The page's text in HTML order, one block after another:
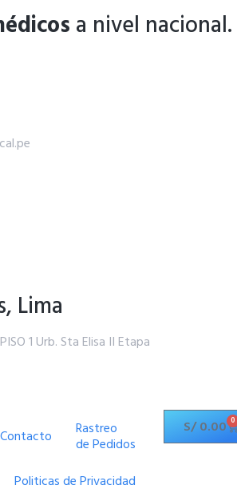
a nivel nacional.
Lima
1 Urb. Sta Elisa II Etapa
Contacto Rastreo
de Pedidos
Politicas de Privacidad
S/0.00 0